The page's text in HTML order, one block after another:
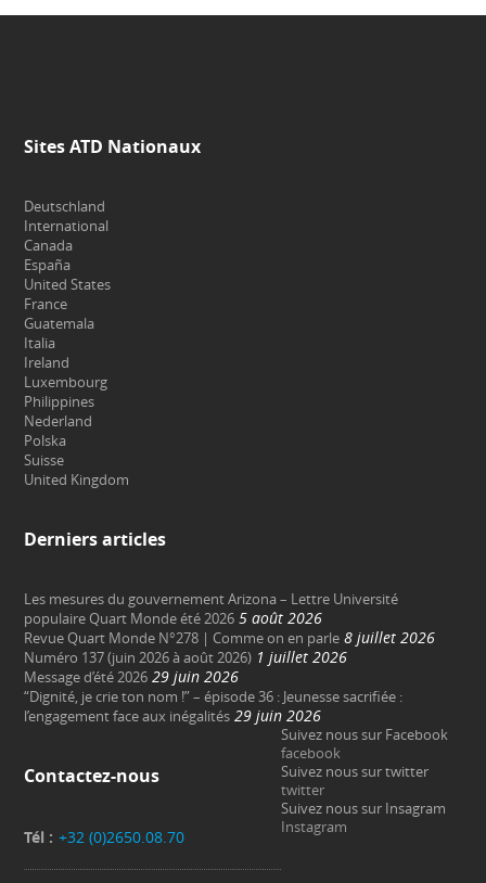
Sites ATD Nationaux
Deutschland
International
Canada
España
United States
France
Guatemala
Italia
Ireland
Luxembourg
Philippines
Nederland
Polska
Suisse
United Kingdom
Derniers articles
Les mesures du gouvernement Arizona – Lettre Université
populaire Quart Monde été 2026 5 août 2026
Revue Quart Monde N°278 | Comme on en parle 8 juillet 2026
Numéro 137 (juin 2026 à août 2026) 1 juillet 2026
Message d’été 2026 29 juin 2026
“Dignité, je crie ton nom !” – épisode 36 : Jeunesse sacrifiée :
l’engagement face aux inégalités 29 juin 2026
Contactez-nous
Tél : +32 (0)2650.08.70
Suivez nous sur Facebook
facebook
Suivez nous sur twitter
twitter
Suivez nous sur Insagram
Instagram